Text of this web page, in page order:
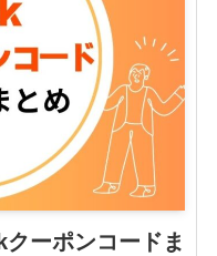
クーポンコードま